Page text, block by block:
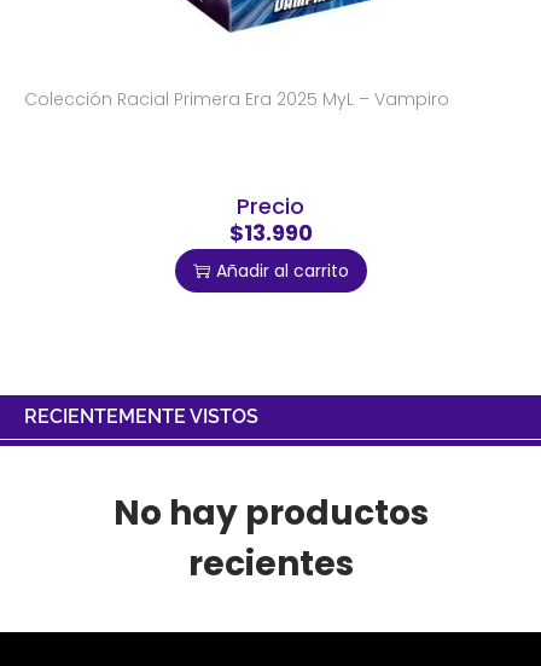
Colección Racial Primera Era 2025 MyL – Vampiro
Precio
$13.990
Añadir al carrito
RECIENTEMENTE VISTOS
No hay productos
recientes